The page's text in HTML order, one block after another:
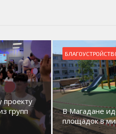
проекту
групп
В Магадане
площадок в